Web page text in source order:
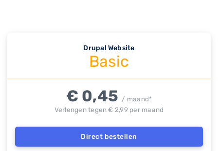
Drupal Website
Basic
€ 0,45 / maand*
Verlengen tegen € 2,99 per maand
Direct bestellen